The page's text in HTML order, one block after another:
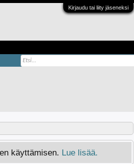
Kirjaudu tai liity jäseneksi
käyttämisen. Lue lisää.